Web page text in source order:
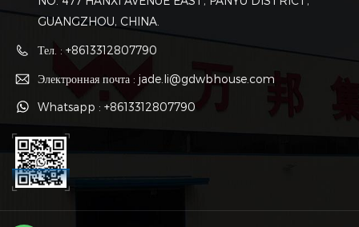
GUANGZHOU, CHINA.
Тел. : +8613312807790
Электронная почта : jade.li@gdwbhouse.com
Whatsapp : +8613312807790